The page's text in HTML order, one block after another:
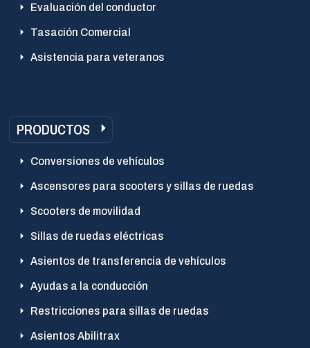
Evaluación del conductor
Tasación Comercial
Asistencia para veteranos
PRODUCTOS
Conversiones de vehículos
Ascensores para scooters y sillas de ruedas
Scooters de movilidad
Sillas de ruedas eléctricas
Asientos de transferencia de vehículos
Ayudas a la conducción
Restricciones para sillas de ruedas
Asientos Abilitrax